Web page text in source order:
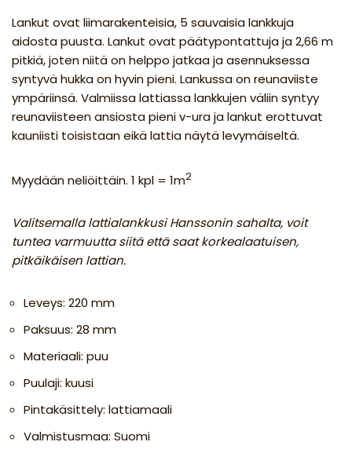
Lankut ovat liimarakenteisia, 5 sauvaisia lankkuja
aidosta puusta. Lankut ovat päätypontattuja ja 2,66 m
pitkiä, joten niitä on helppo jatkaa ja asennuksessa
syntyvä hukka on hyvin pieni. Lankussa on reunaviiste
ympäriinsä. Valmiissa lattiassa lankkujen väliin syntyy
reunaviisteen ansiosta pieni v-ura ja lankut erottuvat
kauniisti toisistaan eikä lattia näytä levymäiseltä.
Myydään neliöittäin. 1 kpl = 1m2
Valitsemalla lattialankkusi Hanssonin sahalta, voit
tuntea varmuutta siitä että saat korkealaatuisen,
pitkäikäisen lattian.
Leveys: 220 mm
Paksuus: 28 mm
Materiaali: puu
Puulaji: kuusi
Pintakäsittely: lattiamaali
Valmistusmaa: Suomi